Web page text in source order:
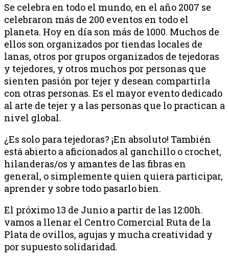
Se celebra en todo el mundo, en el año 2007 se
celebraron más de 200 eventos en todo el
planeta. Hoy en día son más de 1000. Muchos de
ellos son organizados por tiendas locales de
lanas, otros por grupos organizados de tejedoras
y tejedores, y otros muchos por personas que
sienten pasión por tejer y desean compartirla
con otras personas. Es el mayor evento dedicado
al arte de tejer y a las personas que lo practican a
nivel global.
¿Es solo para tejedoras? ¡En absoluto! También
está abierto a aficionados al ganchillo o crochet,
hilanderas/os y amantes de las fibras en
general, o simplemente quien quiera participar,
aprender y sobre todo pasarlo bien.
El próximo 13 de Junio a partir de las 12:00h.
vamos a llenar el Centro Comercial Ruta de la
Plata de ovillos, agujas y mucha creatividad y
por supuesto solidaridad.